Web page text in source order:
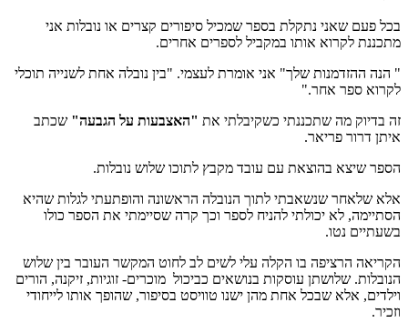
בכל פעם שאני נתקלת בספר שמכיל סיפורים קצרים או נובלות אני
מתכננת לקרוא אותו במקביל לספרים אחרים.
" הנה ההזדמנות שלך" אני אומרת לעצמי. "בין נובלה אחת לשנייה תוכלי
לקרוא ספר אחר."
זה בדיוק מה שתכננתי כשקיבלתי את "האצבעות על הגבעה" שכתב
איתן דרור פריאר.
הספר שיצא בהוצאת עם עובד מקבץ לתוכו שלוש נובלות.
אלא שלאחר שנשאבתי לתוך הנובלה הראשונה והופתעתי לגלות שהיא
הסתיימה, לא יכולתי להניח לספר וכך קרה שסיימתי את הספר כולו
בשעתיים נטו.
הקריאה הרציפה בו הקלה עלי לשים לב לחוט המקשר העובר בין שלוש
הנובלות. שלושתן עוסקות בנושאים כביכול מוכרים- זוגיות, זיקנה, הורים
וילדים, אלא שבכל אחת מהן ישנו טוויסט בסיפור, שהופך אותו לייחודי
וזכיר.